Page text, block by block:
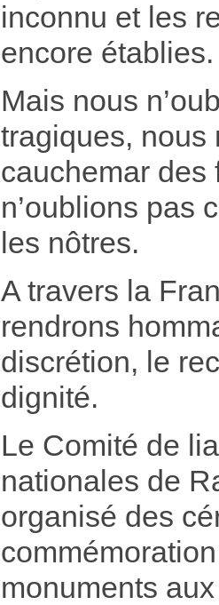
inconnu et les
encore établies.
Mais nous
tragiques, nous
cauchemar des
n’oublions pas
les nôtres.
A travers la
rendrons
discrétion, le
dignité.
Le Comité de
nationales de
organisé des
monuments